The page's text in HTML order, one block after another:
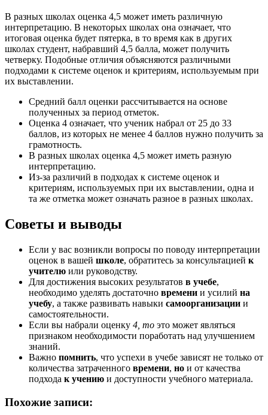
В разных школах оценка 4,5 может иметь различную
интерпретацию. В некоторых школах она означает, что
итоговая оценка будет пятерка, в то время как в других
школах студент, набравший 4,5 балла, может получить
четверку. Подобные отличия объясняются различными
подходами к системе оценок и критериям, используемым при
их выставлении.
Средний балл оценки рассчитывается на основе
полученных за период отметок.
Оценка 4 означает, что ученик набрал от 25 до 33
баллов, из которых не менее 4 баллов нужно получить за
грамотность.
В разных школах оценка 4,5 может иметь разную
интерпретацию.
Из-за различий в подходах к системе оценок и
критериям, используемых при их выставлении, одна и
та же отметка может означать разное в разных школах.
Советы и выводы
Если у вас возникли вопросы по поводу интерпретации
оценок в вашей школе, обратитесь за консультацией к
учителю или руководству.
Для достижения высоких результатов в учебе,
необходимо уделять достаточно времени и усилий на
учебу, а также развивать навыки самоорганизации и
самостоятельности.
Если вы набрали оценку 4, то это может являться
признаком необходимости поработать над улучшением
знаний.
Важно помнить, что успехи в учебе зависят не только от
количества затраченного времени, но и от качества
подхода к учению и доступности учебного материала.
Похожие записи: